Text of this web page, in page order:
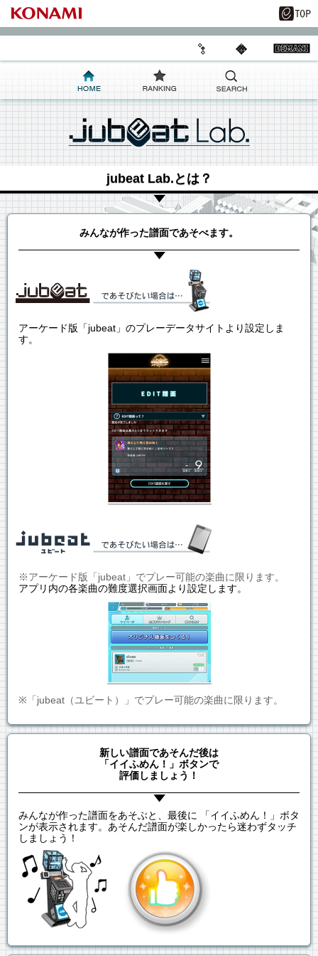
jubeat Lab.とは？
みんなが作った譜面であそべます。
アーケード版「jubeat」のプレーデータサイトより設定しま
す。
※アーケード版「jubeat」でプレー可能の楽曲に限ります。
アプリ内の各楽曲の難度選択画面より設定します。
※「jubeat（ユビート）」でプレー可能の楽曲に限ります。
新しい譜面であそんだ後は
「イイふめん！」ボタンで
評価しましょう！
みんなが作った譜面をあそぶと、最後に 「イイふめん！」ボタ
ンが表示されます。あそんだ譜面が楽しかったら迷わずタッチ
しましょう！